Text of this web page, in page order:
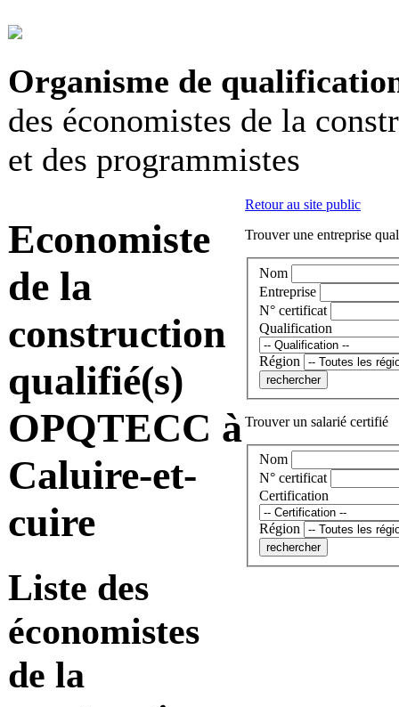
Organisme de
des économistes de la
et des programmistes
Economiste
de la
construction
qualifié(s)
OPQTECC à
Caluire-et-
cuire
Liste des
économistes
de la
Retour au site public
Trouver une entreprise
Nom
Entreprise
N° certificat
Qualification
Région
Trouver un salarié certifié
Nom
N° certificat
Certification
Région